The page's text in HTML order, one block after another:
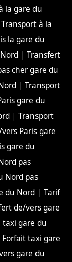
la gare du
Transport à la
la gare du
| Transfert
cher gare du
|Transport
gare du
|Transport
Paris gare
gare du
pas
Nord pas
du Nord| Tarif
de/vers gare
gare du
Forfait taxi gare
gare du